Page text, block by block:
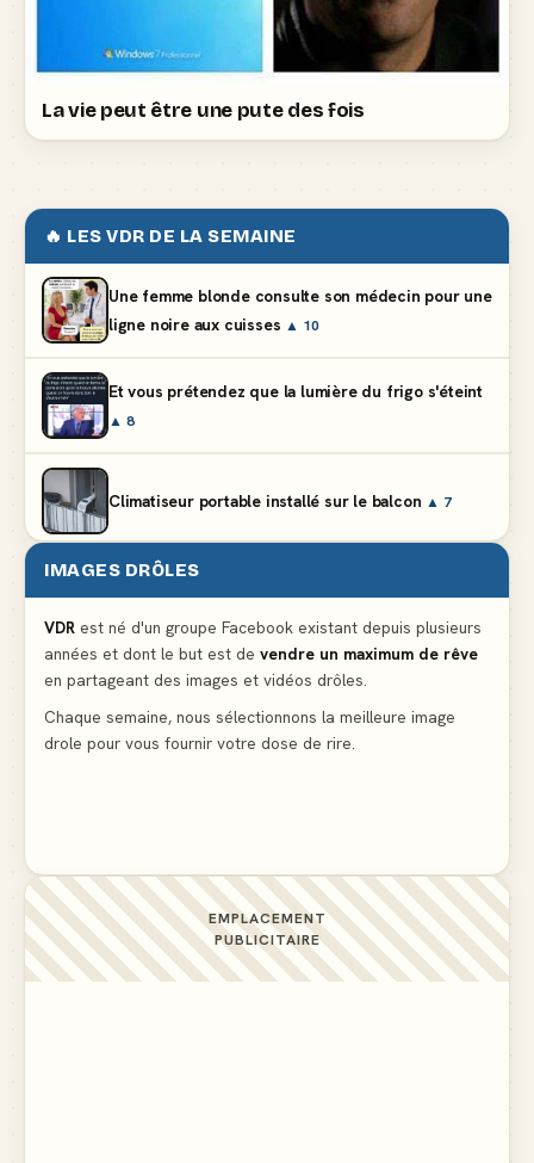
La vie peut être une pute des fois
🔥 LES VDR DE LA SEMAINE
Une femme blonde consulte son médecin pour une
ligne noire aux cuisses ▲ 10
Et vous prétendez que la lumière du frigo s'éteint
▲ 8
Climatiseur portable installé sur le balcon ▲ 7
Le problème cardiaque du médecin ▲ 6
La voisine en bikini pour que le mari tonde la
pelouse
IMAGES DRÔLES
VDR est né d'un groupe Facebook existant depuis plusieurs
années et dont le but est de vendre un maximum de rêve
en partageant des images et vidéos drôles.
Chaque semaine, nous sélectionnons la meilleure image
drole pour vous fournir votre dose de rire.
EMPLACEMENT
PUBLICITAIRE